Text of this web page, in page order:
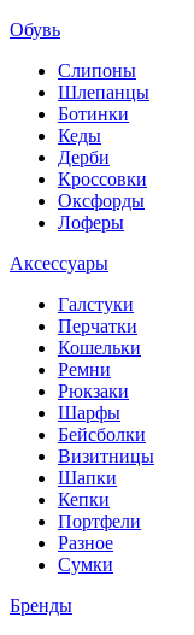
Обувь
Слипоны
Шлепанцы
Ботинки
Кеды
Дерби
Кроссовки
Оксфорды
Лоферы
Аксессуары
Галстуки
Перчатки
Кошельки
Ремни
Рюкзаки
Шарфы
Бейсболки
Визитницы
Шапки
Кепки
Портфели
Разное
Сумки
Бренды